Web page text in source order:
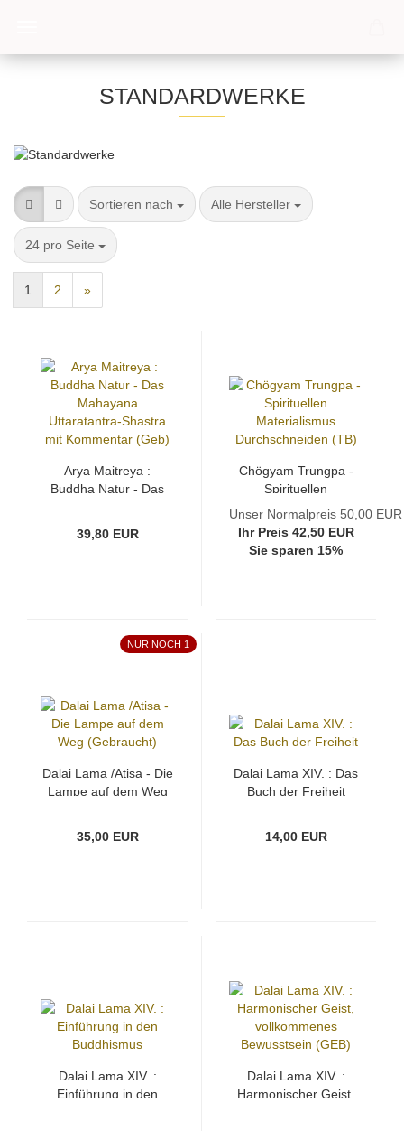
STANDARDWERKE
Sortieren nach
Sortieren nach Alle Hersteller
pro Seite
24 pro Seite
pro Seite
1 2 »
Arya Maitreya :
Buddha Natur - Das
mit Kommentar (Geb)
39,80 EUR
Chögyam Trungpa -
Spirituellen
Materialismus
Durchschneiden (TB)
Unser Normalpreis 50,00 EUR
Ihr Preis 42,50 EUR
Sie sparen 15%
NUR NOCH 1
Dalai Lama /Atisa - Die
Lampe auf dem Weg
35,00 EUR
Dalai Lama XIV. : Das
Buch der Freiheit
14,00 EUR
Dalai Lama XIV. :
Einführung in den
Dalai Lama XIV. :
Harmonischer Geist,